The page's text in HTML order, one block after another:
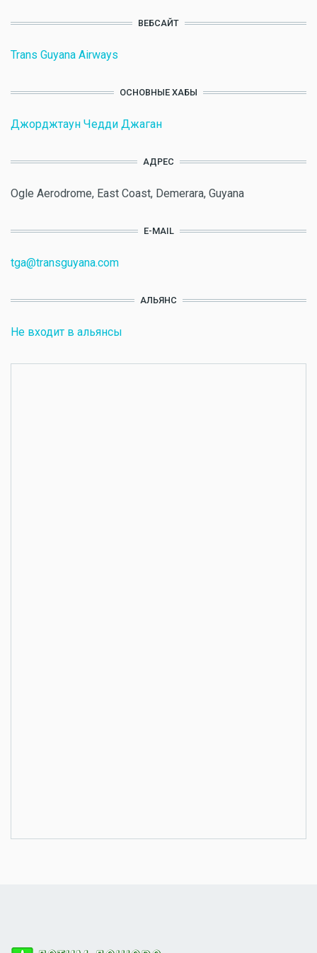
ВЕБСАЙТ
Trans Guyana Airways
ОСНОВНЫЕ ХАБЫ
Джорджтаун Чедди Джаган
АДРЕС
Ogle Aerodrome, East Coast, Demerara, Guyana
E-MAIL
tga@transguyana.com
АЛЬЯНС
Не входит в альянсы